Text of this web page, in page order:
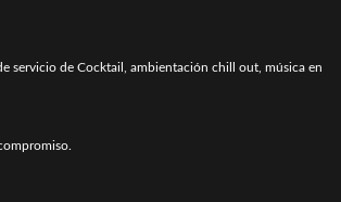
servicio de Cocktail, ambientación chill out, música en